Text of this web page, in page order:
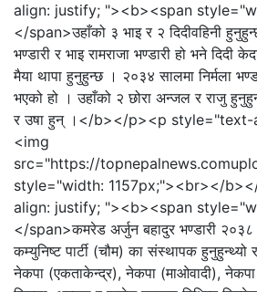
align: justify; "><b><span
</span>उहाँको ३ भाइ र २ दिदीवहिनी
भण्डारी र भाइ रामराजा भण्डारी हो भने दिदी
मैया थापा हुनुहुन्छ । २०३४ सालमा निर्मला
भएको हो । उहाँको २ छोरा अन्जल र राजु
र उषा हुन् ।</b></p><p
<img
src="https://
style="width: 1157px;"><br></
align: justify; "><b><span
</span>कमरेड अर्जुन बहादुर भण्डारी २०३८
कम्युनिष्ट पार्टी (चौम) का संस्थापक
नेकपा (एकताकेन्द्र), नेकपा (माओवादी),